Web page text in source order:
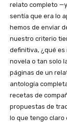
relato completo
sentía que era lo
hemos de enviar
nuestro criterio
definitiva, ¿qué
novela o tan solo
páginas de un
antología
recetas de
propuestas de
lo que tengo claro